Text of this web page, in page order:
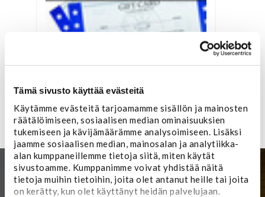
Tämä sivusto käyttää evästeitä
Käytämme evästeitä tarjoamamme sisällön ja mainosten
räätälöimiseen, sosiaalisen median ominaisuuksien
tukemiseen ja kävijämäärämme analysoimiseen. Lisäksi
jaamme sosiaalisen median, mainosalan ja analytiikka-
alan kumppaneillemme tietoja siitä, miten käytät
sivustoamme. Kumppanimme voivat yhdistää näitä
tietoja muihin tietoihin, joita olet antanut heille tai joita
on kerätty, kun olet käyttänyt heidän palvelujaan.
Vaihtoehtoja
Lahjakortti
ALK. 10,00 €